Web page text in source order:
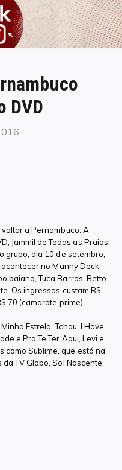
DVD
a Pernambuco. A
Jammil de Todas as Praias,
grupo, dia 10 de setembro,
no Manny Deck,
baiano, Tuca Barros, Betto
Os ingressos custam R$
70 (camarote prime).
Estrela, Tchau, I Have
e Pra Te Ter Aqui, Levi e
como Sublime, que está na
TV Globo, Sol Nascente.